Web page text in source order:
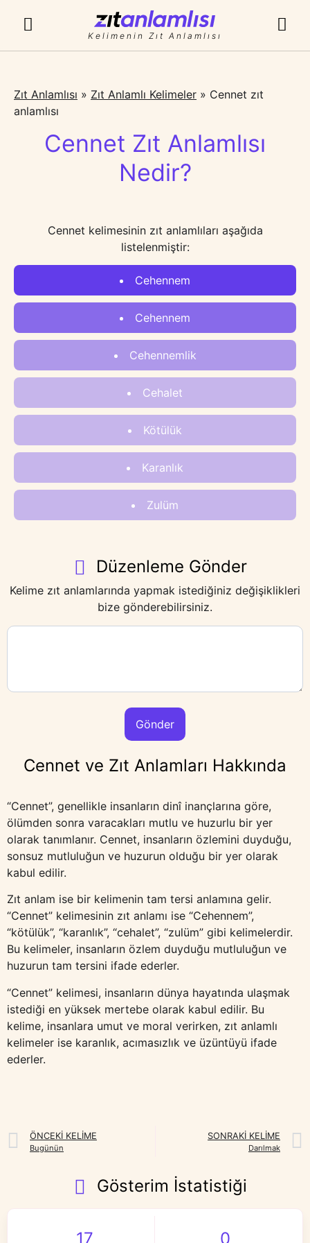
Kelimenin Zıt Anlamlısı
Zıt Anlamlısı » Zıt Anlamlı Kelimeler » Cennet zıt
anlamlısı
Cennet Zıt Anlamlısı
Nedir?
Cennet kelimesinin zıt anlamlıları aşağıda
listelenmiştir:
Cehennem
Cehennem
Cehennemlik
Cehalet
Kötülük
Karanlık
Zulüm
Düzenleme Gönder
Kelime zıt anlamlarında yapmak istediğiniz değişiklikleri
bize gönderebilirsiniz.
Düzenleme(Gerekli)
Cennet ve Zıt Anlamları Hakkında
“Cennet”, genellikle insanların dinî inançlarına göre,
ölümden sonra varacakları mutlu ve huzurlu bir yer
olarak tanımlanır. Cennet, insanların özlemini duyduğu,
sonsuz mutluluğun ve huzurun olduğu bir yer olarak
kabul edilir.
Zıt anlam ise bir kelimenin tam tersi anlamına gelir.
“Cennet” kelimesinin zıt anlamı ise “Cehennem”,
“kötülük”, “karanlık”, “cehalet”, “zulüm” gibi kelimelerdir.
Bu kelimeler, insanların özlem duyduğu mutluluğun ve
huzurun tam tersini ifade ederler.
“Cennet” kelimesi, insanların dünya hayatında ulaşmak
istediği en yüksek mertebe olarak kabul edilir. Bu
kelime, insanlara umut ve moral verirken, zıt anlamlı
kelimeler ise karanlık, acımasızlık ve üzüntüyü ifade
ederler.
ÖNCEKI KELIME
Bugünün
SONRAKI KELIME
Darılmak
Gösterim İstatistiği
17 0